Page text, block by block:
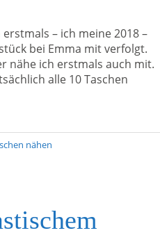
– ich meine 2018 –
bei Emma mit verfolgt.
nähe ich erstmals auch mit.
alle 10 Taschen
nähen